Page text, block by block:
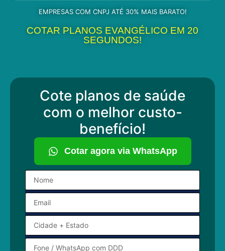
EMPRESAS COM CNPJ ATÉ 30% MAIS BARATO!
COTAR PLANOS EVANGÉLICO EM 20
SEGUNDOS!
Cote planos de saúde
com o melhor custo-
benefício!
Cotar agora via WhatsApp